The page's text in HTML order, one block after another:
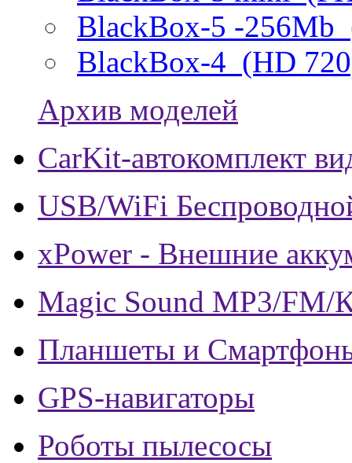
BlackBox-5 -256Mb
BlackBox-4 (HD
Архив моделей
CarKit-автокомплект
USB/WiFi
xPower - Внешние
Magic Sound MP3/FM/
Планшеты и
GPS-навигаторы
Роботы пылесосы